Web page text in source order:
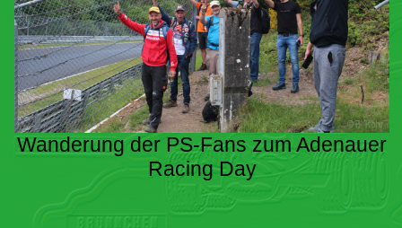
Wanderung der PS-Fans zum Adenauer
Racing Day